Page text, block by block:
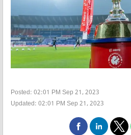
Posted: 02:01 PM Sep 21, 2023
Updated: 02:01 PM Sep 21, 2023